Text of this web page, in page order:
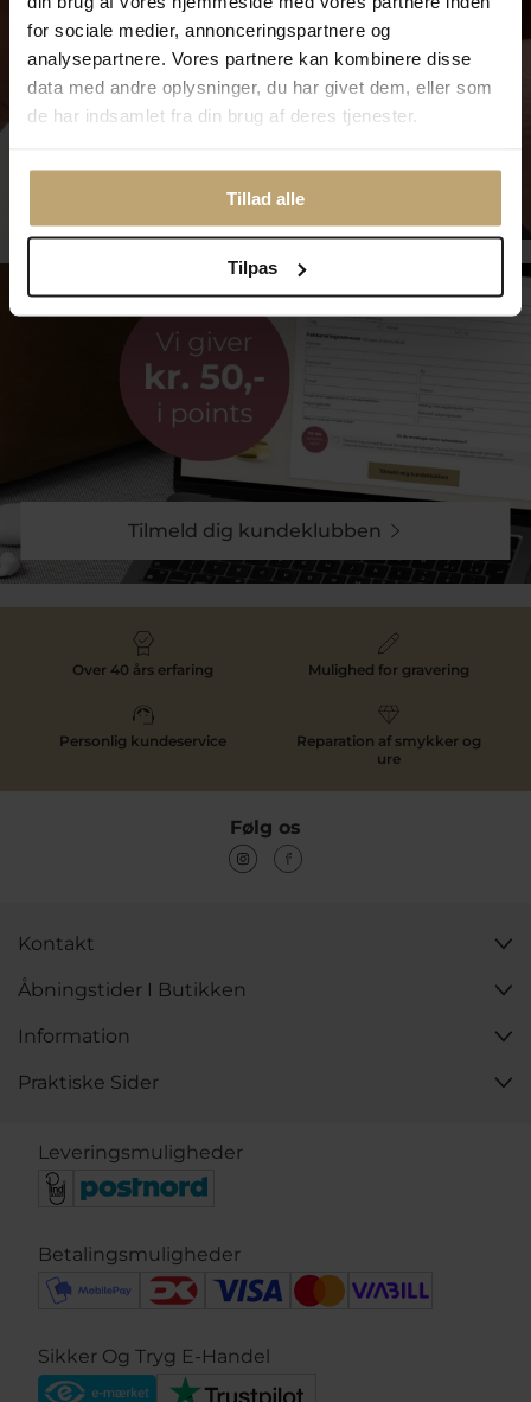
for sociale medier, annonceringspartnere og
analysepartnere. Vores partnere kan kombinere disse
data med andre oplysninger, du har givet dem, eller som
de har indsamlet fra din brug af deres tjenester.
Tillad alle
Tilpas
Smykkepleje
Tilmeld dig kundeklubben
Over 40 års erfaring Mulighed for gravering
Personlig kundeservice
Reparation af smykker og
ure
Følg os
Kontakt
Åbningstider I Butikken
Information
Praktiske Sider
Leveringsmuligheder
Betalingsmuligheder
Sikker Og Tryg E-Handel